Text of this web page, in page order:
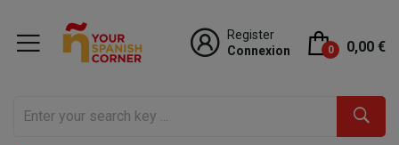
Register
Connexion
0 0,00 €